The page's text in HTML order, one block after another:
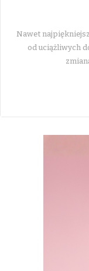
Nawet
od uciążliwych